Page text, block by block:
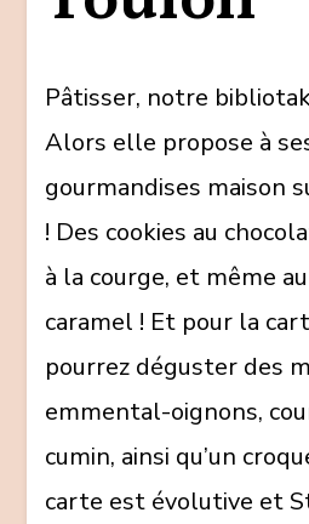
Pâtisser, notre
Alors elle propose à
gourmandises maison
! Des cookies au
à la courge, et même
caramel ! Et pour la
pourrez déguster des
emmental-oignons,
cumin, ainsi qu’un
carte est évolutive et